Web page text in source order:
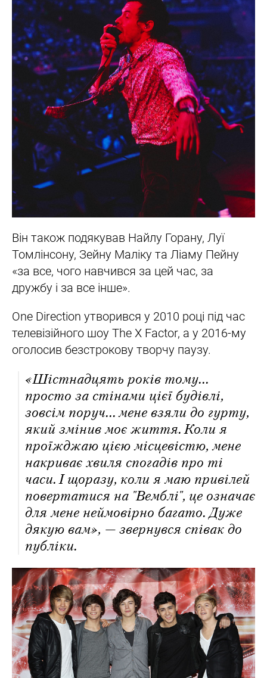
Він також подякував Найлу Горану, Луї
Томлінсону, Зейну Маліку та Ліаму Пейну
«за все, чого навчився за цей час, за
дружбу і за все інше».
One Direction утворився у 2010 році під час
телевізійного шоу The X Factor, а у 2016-му
оголосив безстрокову творчу паузу.
«Шістнадцять років тому...
просто за стінами цієї будівлі,
зовсім поруч... мене взяли до гурту,
який змінив моє життя. Коли я
проїжджаю цією місцевістю, мене
накриває хвиля спогадів про ті
часи. І щоразу, коли я маю привілей
повертатися на "Вемблі", це означає
для мене неймовірно багато. Дуже
дякую вам», — звернувся співак до
публіки.